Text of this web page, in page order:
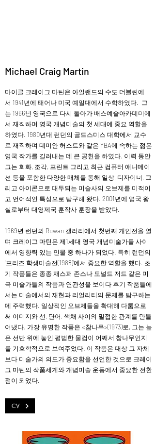
Michael Craig Martin
마이클 크레이그 마틴은 아일랜드의 수도 더블린에
서 1941년에 태어나 미국 예일대에서 수학하였다. 그
는 1966년 영국으로 다시 돌아가 배스예술아카데미에
서 재직하며 영국 개념미술의 첫 세대에 중요 역할을
하였다. 1980년대 런던의 골드스미스 대학에서 교수
로 재직하며 데미안 허스트와 같은 YBA에 속하는 젊은
영국 작가를 길러내는 데 큰 공헌을 하였다. 이력 동안
그는 회화, 조각, 프린트 그리고 최근 컴퓨터 애니메이
션 등을 포함한 다양한 매체를 통해 일상, 디자이너, 그
리고 아이콘으로 대두되는 미술사의 오브제를 미적이
고 언어적인 특성으로 탐구해 왔다. 2001년에 영국 왕
실로부터 대영제국 훈작사 훈장을 받았다.
1969년 런던의 Rowan 갤러리에서 첫번째 개인전을 열
며 크레이그 마틴은 제1세대 영국 개념미술가들 사이
에서 영향력 있는 인물 중 하나가 되었다. 특히 런던의
'프리즈 학생미술전(1988)’에서 중요한 역할을 했다. 초
기 작품들은 종종 재스퍼 존스나 도널드 저드 같은 미
국 미술가들의 작품과 연관성을 보이다 후기 작품들에
서는 미술에서의 재현과 리얼리티의 문제를 탐구하는
데 주력했다. 일상적인 오브제들을 확대해 다룸으로
써 이미지와 선, 단어, 색채 사이의 밀접한 관계를 만들
어냈다. 가장 유명한 작품은 <참나무>(1973)로, 그는 높
은 선반 위에 놓인 평범한 물컵이 어째서 참나무인지
를 기호학적으로 보여주었다. 이 작품은 대상 그 자체
보다 미술가의 의도가 중요함을 선언한 것으로 크레이
그 마틴의 작품세계와 개념미술 운동에서 중요한 전환
점이 되었다.
CV